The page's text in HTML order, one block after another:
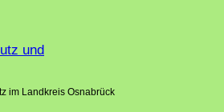
im Landkreis Osnabrück